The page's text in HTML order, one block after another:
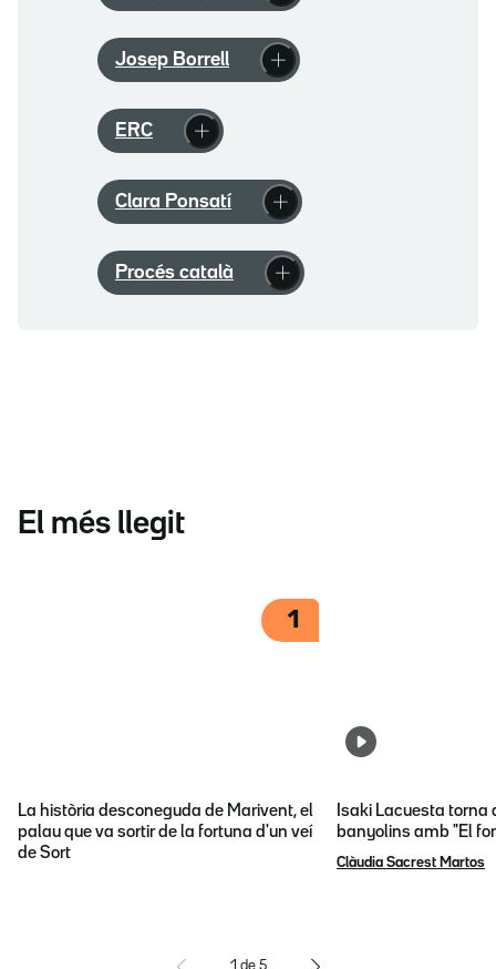
Josep Borrell
ERC
Clara Ponsatí
Procés català
El més llegit
1
La història desconeguda de Marivent, el
palau que va sortir de la fortuna d'un veí
de Sort
Isaki Lacuesta torna
banyolins amb "El
Clàudia Sacrest Martos
1 de 5